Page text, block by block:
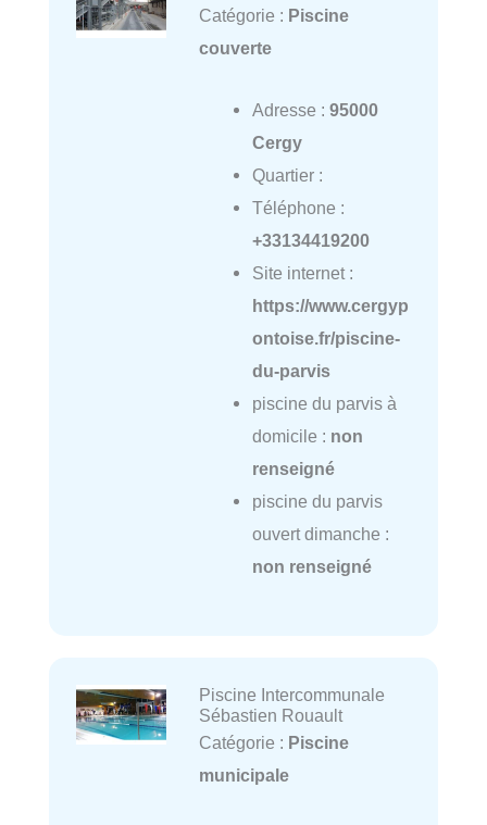
Catégorie : Piscine
couverte
Adresse : 95000
Cergy
Quartier :
Téléphone :
+33134419200
Site internet :
https://www.cergyp
ontoise.fr/piscine-
du-parvis
piscine du parvis à
domicile : non
renseigné
piscine du parvis
ouvert dimanche :
non renseigné
Piscine Intercommunale
Sébastien Rouault
Catégorie : Piscine
municipale